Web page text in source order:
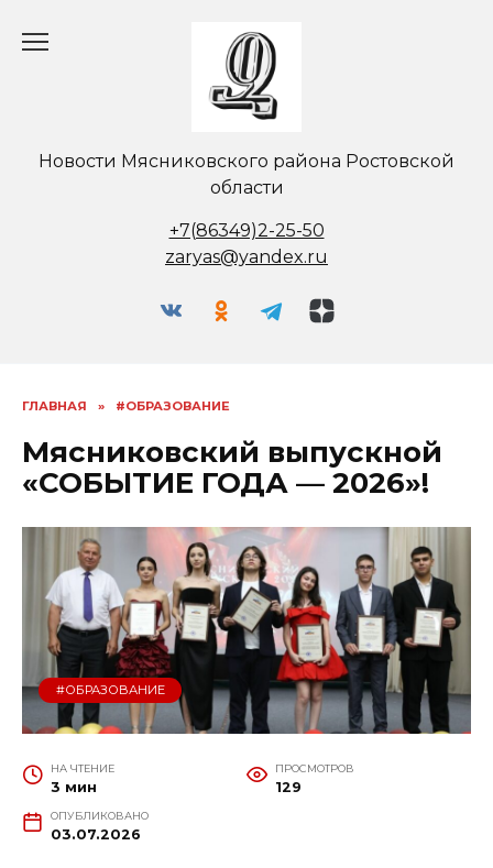
Новости Мясниковского района Ростовской
области
+7(86349)2-25-50
zaryas@yandex.ru
ГЛАВНАЯ » #ОБРАЗОВАНИЕ
Мясниковский выпускной
«СОБЫТИЕ ГОДА — 2026»!
#ОБРАЗОВАНИЕ
НА ЧТЕНИЕ
3 мин
ПРОСМОТРОВ
129
ОПУБЛИКОВАНО
03.07.2026